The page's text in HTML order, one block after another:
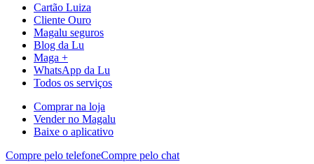
Cartão Luiza
Cliente Ouro
Magalu seguros
Blog da Lu
Maga +
WhatsApp da Lu
Todos os serviços
Comprar na loja
Vender no Magalu
Baixe o aplicativo
Compre pelo telefoneCompre pelo chat